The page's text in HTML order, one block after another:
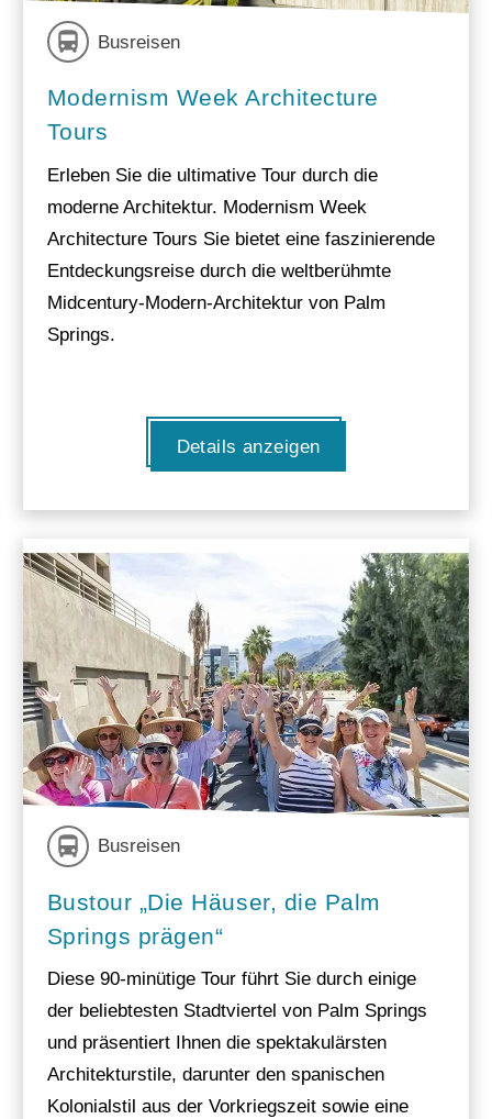
Busreisen
Modernism Week Architecture
Tours
Erleben Sie die ultimative Tour durch die
moderne Architektur. Modernism Week
Architecture Tours Sie bietet eine faszinierende
Entdeckungsreise durch die weltberühmte
Midcentury-Modern-Architektur von Palm
Springs.
Details anzeigen
Busreisen
Bustour „Die Häuser, die Palm
Springs prägen“
Diese 90-minütige Tour führt Sie durch einige
der beliebtesten Stadtviertel von Palm Springs
und präsentiert Ihnen die spektakulärsten
Architekturstile, darunter den spanischen
Kolonialstil aus der Vorkriegszeit sowie eine